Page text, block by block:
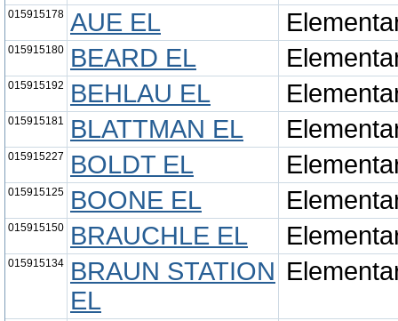
015915178 AUE EL
015915180 BEARD EL
015915192 BEHLAU EL
015915181 BLATTMAN EL
015915227 BOLDT EL
015915125 BOONE EL
015915150 BRAUCHLE EL
015915134
BRAUN STATION
EL